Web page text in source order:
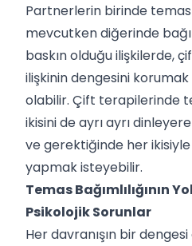
Partnerlerin birinde temas
mevcutken diğerinde
baskın olduğu ilişkilerde,
ilişkinin dengesini
olabilir. Çift terapilerinde
ikisini de ayrı ayrı
ve gerektiğinde her
yapmak isteyebilir.
Temas Bağımlılığının
Psikolojik Sorunlar
Her davranışın bir